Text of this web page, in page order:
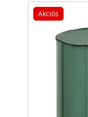
Akciós